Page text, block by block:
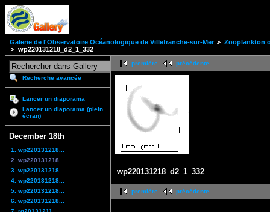
Galerie de l'Observatoire Océanologique de Villefranche-sur-Mer
Zooplankton
wp220131218_d2_1_332
Recherche avancée
Lancer un diaporama
Lancer un diaporama (plein
écran)
December 18th
1. wp220131218...
2. wp220131218...
3. wp220131218...
4. wp220131218...
5. wp220131218...
6. wp220131218...
première précédente
wp220131218_d2_1_332
première précédente